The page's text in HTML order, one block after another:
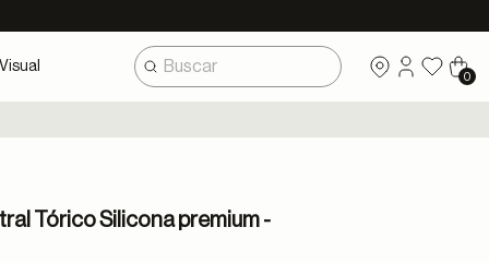
0
Tórico Silicona premium -